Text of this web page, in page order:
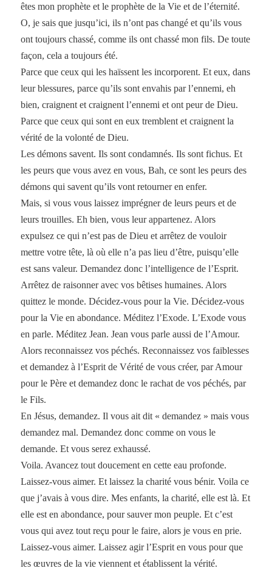
êtes mon prophète et le prophète de la Vie et de l’éternité.
O, je sais que jusqu’ici, ils n’ont pas changé et qu’ils vous
ont toujours chassé, comme ils ont chassé mon fils. De toute
façon, cela a toujours été.
Parce que ceux qui les haïssent les incorporent. Et eux, dans
leur blessures, parce qu’ils sont envahis par l’ennemi, eh
bien, craignent et craignent l’ennemi et ont peur de Dieu.
Parce que ceux qui sont en eux tremblent et craignent la
vérité de la volonté de Dieu.
Les démons savent. Ils sont condamnés. Ils sont fichus. Et
les peurs que vous avez en vous, Bah, ce sont les peurs des
démons qui savent qu’ils vont retourner en enfer.
Mais, si vous vous laissez imprégner de leurs peurs et de
leurs trouilles. Eh bien, vous leur appartenez. Alors
expulsez ce qui n’est pas de Dieu et arrêtez de vouloir
mettre votre tête, là où elle n’a pas lieu d’être, puisqu’elle
est sans valeur. Demandez donc l’intelligence de l’Esprit.
Arrêtez de raisonner avec vos bêtises humaines. Alors
quittez le monde. Décidez-vous pour la Vie. Décidez-vous
pour la Vie en abondance. Méditez l’Exode. L’Exode vous
en parle. Méditez Jean. Jean vous parle aussi de l’Amour.
Alors reconnaissez vos péchés. Reconnaissez vos faiblesses
et demandez à l’Esprit de Vérité de vous créer, par Amour
pour le Père et demandez donc le rachat de vos péchés, par
le Fils.
En Jésus, demandez. Il vous ait dit « demandez » mais vous
demandez mal. Demandez donc comme on vous le
demande. Et vous serez exhaussé.
Voila. Avancez tout doucement en cette eau profonde.
Laissez-vous aimer. Et laissez la charité vous bénir. Voila ce
que j’avais à vous dire. Mes enfants, la charité, elle est là. Et
elle est en abondance, pour sauver mon peuple. Et c’est
vous qui avez tout reçu pour le faire, alors je vous en prie.
Laissez-vous aimer. Laissez agir l’Esprit en vous pour que
les œuvres de la vie viennent et établissent la vérité.